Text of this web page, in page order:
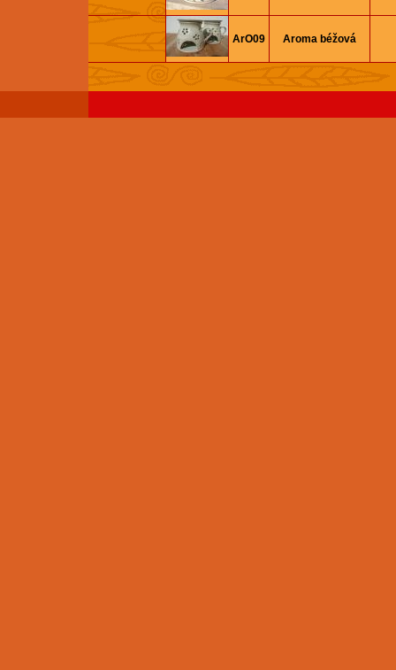
ArO09 Aroma béžová